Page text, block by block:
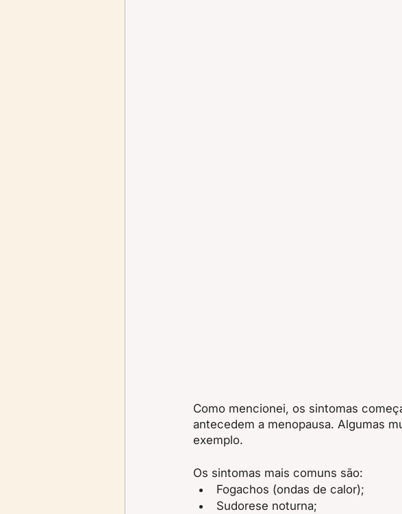
Como mencionei, os sintomas
antecedem a menopausa. Algumas
exemplo.
Os sintomas mais comuns são:
Fogachos (ondas de calor);
Sudorese noturna;